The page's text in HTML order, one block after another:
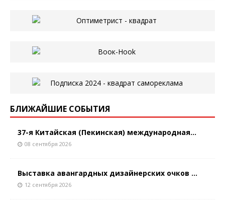
БЛИЖАЙШИЕ СОБЫТИЯ
37-я Китайская (Пекинская) международная...
08 сентября 2026
Выставка авангардных дизайнерских очков ...
12 сентября 2026